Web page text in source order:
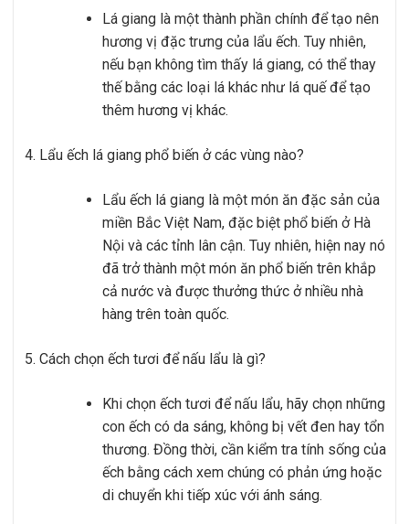
Lá giang là một thành phần chính để tạo nên
hương vị đặc trưng của lẩu ếch. Tuy nhiên,
nếu bạn không tìm thấy lá giang, có thể thay
thế bằng các loại lá khác như lá quế để tạo
thêm hương vị khác.
Lẩu ếch lá giang phổ biến ở các vùng nào?
Lẩu ếch lá giang là một món ăn đặc sản của
miền Bắc Việt Nam, đặc biệt phổ biến ở Hà
Nội và các tỉnh lân cận. Tuy nhiên, hiện nay nó
đã trở thành một món ăn phổ biến trên khắp
cả nước và được thưởng thức ở nhiều nhà
hàng trên toàn quốc.
Cách chọn ếch tươi để nấu lẩu là gì?
Khi chọn ếch tươi để nấu lẩu, hãy chọn những
con ếch có da sáng, không bị vết đen hay tổn
thương. Đồng thời, cần kiểm tra tính sống của
ếch bằng cách xem chúng có phản ứng hoặc
di chuyển khi tiếp xúc với ánh sáng.